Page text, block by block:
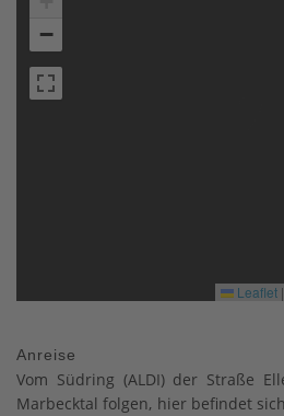
−
Leaflet |
Anreise
Vom Südring (ALDI) der Straße
Marbecktal folgen, hier befindet